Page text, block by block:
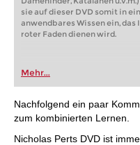
sie auf dieser DVD somit in
anwendbares Wissen ein, das
roter Faden dienen wird.
Mehr...
Nachfolgend ein paar
zum kombinierten Lernen.
Nicholas Perts DVD ist